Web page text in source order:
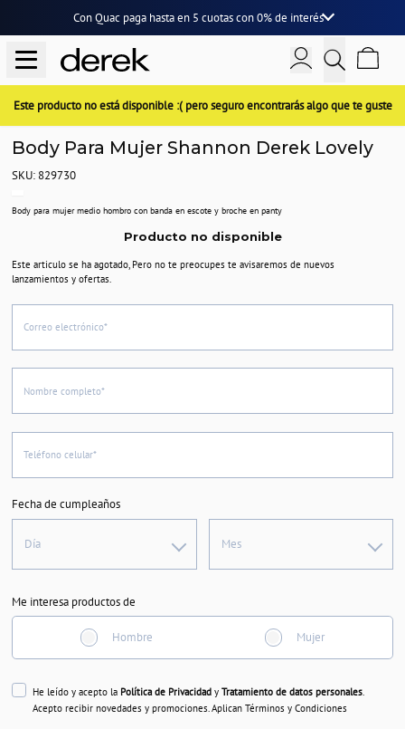
Con Quac paga hasta en 5 cuotascon0% de interés
Este producto no está disponible :( pero seguro encontrarás algo que te guste
Body Para Mujer Shannon Derek Lovely
SKU: 829730
Body para mujer medio hombro con banda en escote y broche en panty
Producto no disponible
Este articulo se ha agotado, Pero no te preocupes te avisaremos de nuevos
lanzamientos y ofertas.
Correo electrónico*
Nombre completo*
Teléfono celular*
Fecha de cumpleaños
Día Mes
Me interesa productos de
Hombre Mujer
He leído y acepto la Política de Privacidady Tratamiento de datos personales.
Acepto recibir novedades y promociones. Aplican Términos y Condiciones